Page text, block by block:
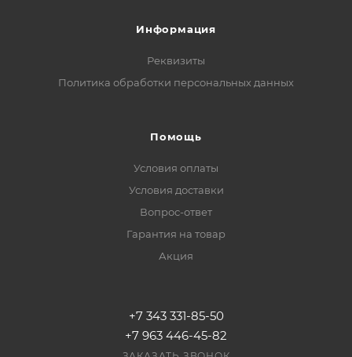
Информация
Реквизиты
Политика обработки персональных данных
Помощь
Условия оплаты
Условия доставки
Вопрос-ответ
Гарантия на товар
Акция
+7 343 331-85-50
+7 963 446-45-82